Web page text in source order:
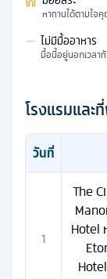
หาทานได้ตามใจ
— ไม่มีมื้ออาหาร
มื้อนี้อยู่นอกเวลา
โรงแรมและ
วันที่
1
The
Hotel